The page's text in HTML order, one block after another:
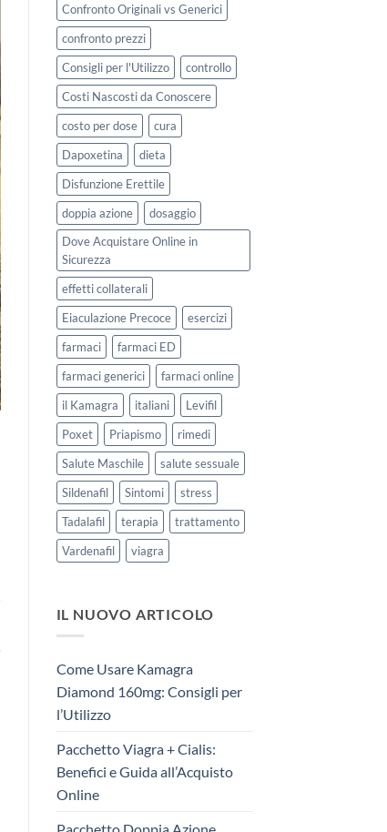
Confronto Originali vs Generici
confronto prezzi
Consigli per l'Utilizzo
controllo
Costi Nascosti da Conoscere
costo per dose
cura
Dapoxetina
dieta
Disfunzione Erettile
doppia azione
dosaggio
Dove Acquistare Online in
Sicurezza
effetti collaterali
Eiaculazione Precoce
esercizi
farmaci
farmaci ED
farmaci generici
farmaci online
il Kamagra
italiani
Levifil
Poxet
Priapismo
rimedi
Salute Maschile
salute sessuale
Sildenafil
Sintomi
stress
Tadalafil
terapia
trattamento
Vardenafil
viagra
IL NUOVO ARTICOLO
Come Usare Kamagra
Diamond 160mg: Consigli per
l’Utilizzo
Pacchetto Viagra + Cialis:
Benefici e Guida all’Acquisto
Online